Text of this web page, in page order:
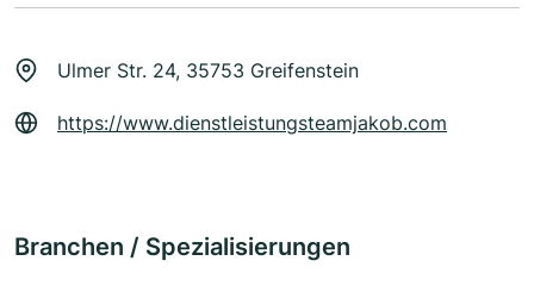
Ulmer Str. 24, 35753 Greifenstein
https://www.dienstleistungsteamjakob.com
Branchen / Spezialisierungen